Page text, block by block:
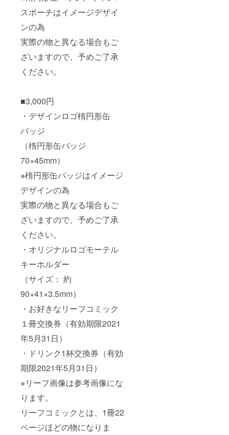
スポーチはイメージデザイ
ンの為
実際の物と異なる場合もご
ざいますので、予めご了承
ください。
■3,000円
・デザインロゴ楕円形缶
バッジ
（楕円形缶バッジ
70×45mm）
※楕円形缶バッジはイメージ
デザインの為
実際の物と異なる場合もご
ざいますので、予めご了承
ください。
・オリジナルロゴモーテル
キーホルダー
（サイズ： 約
90×41×3.5mm）
・お好きなリーフコミック
１冊交換券（有効期限2021
年5月31日）
・ドリンク1杯交換券（有効
期限2021年5月31日）
※リーフ画像は参考画像にな
ります。
リーフコミックとは、1冊22
ページほどの物になりま